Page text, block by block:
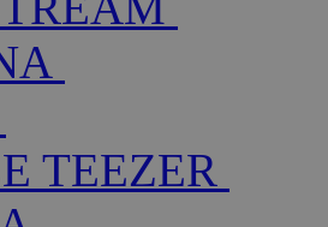
TEEZER